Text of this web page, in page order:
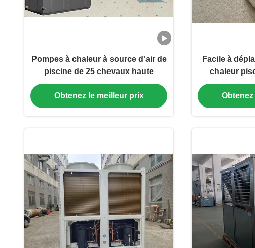
Pompes à chaleur à source d'air de
piscine de 25 chevaux haute
efficacité 21,37kw
Obtenez le meilleur prix
Facile à
chaleur